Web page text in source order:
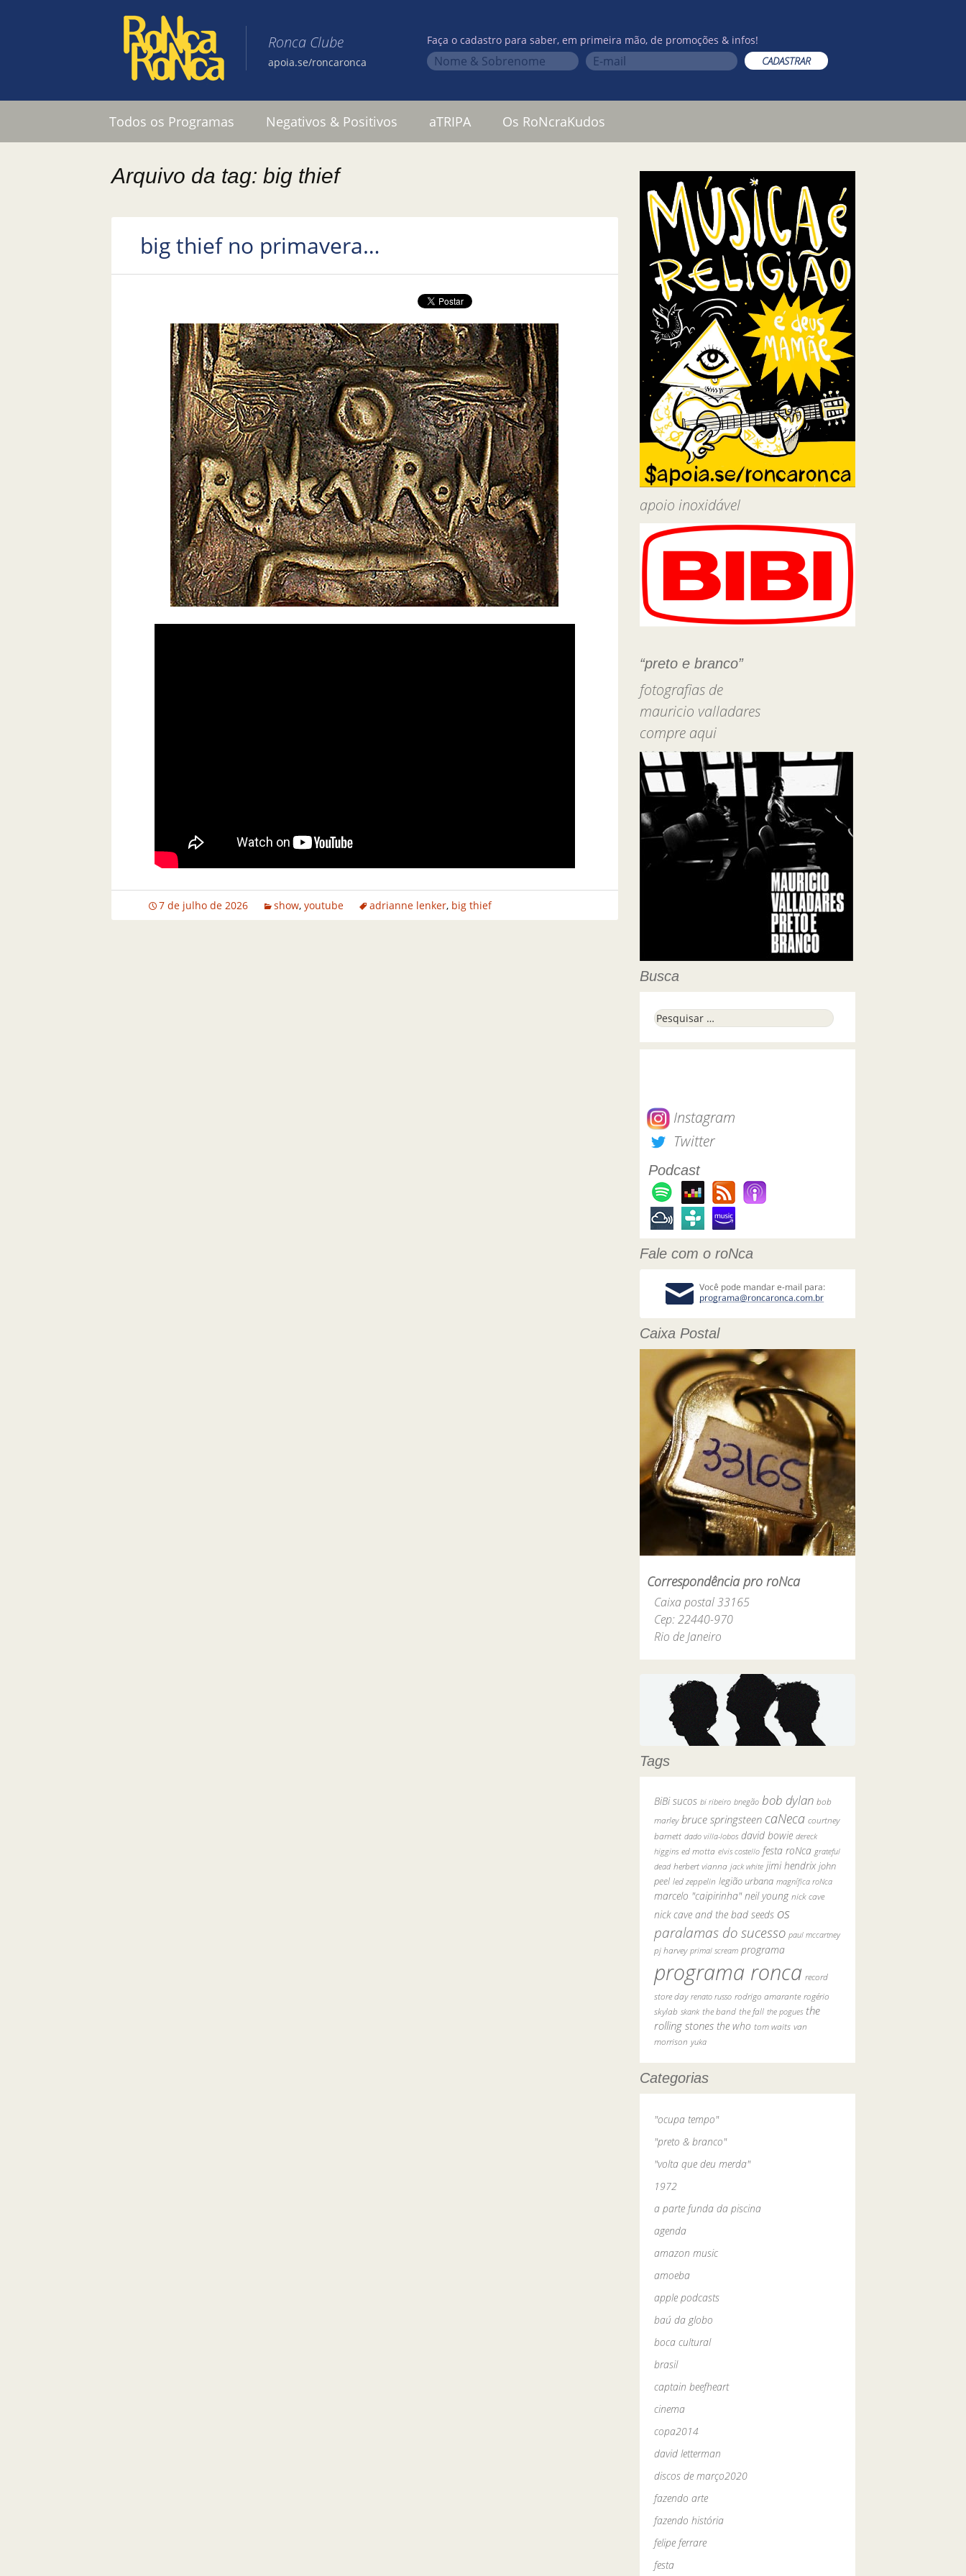
Ronca Clube
apoia.se/roncaronca
Faça o cadastro para saber, em primeira mão, de promoções & infos!
Todos os Programas Negativos & Positivos aTRIPA Os RoNcraKudos
Arquivo da tag: big thief
big thief no primavera…
7 de julho de 2026 show, youtube adrianne lenker, big thief
apoio inoxidável
“preto e branco”
fotografias de
mauricio valladares
compre aqui
Busca
Pesquisar por:
Instagram
Twitter
Podcast
Fale com o roNca
Caixa Postal
Correspondência pro roNca
Caixa postal 33165
Cep: 22440-970
Rio de Janeiro
Tags
BiBi sucos bi ribeiro bnegão bob dylan bob
marley bruce springsteen caNeca courtney
barnett dado villa-lobos david bowie dereck
higgins ed motta elvis costello festa roNca grateful
dead herbert vianna jack white jimi hendrix john
peel led zeppelin legião urbana magnífica roNca
marcelo "caipirinha" neil young nick cave
nick cave and the bad seeds os
paralamas do sucesso paul mccartney
pj harvey primal scream programa
programa ronca record
store day renato russo rodrigo amarante rogério
skylab skank the band the fall the pogues the
rolling stones the who tom waits van
morrison yuka
Categorias
"ocupa tempo"
"preto & branco"
"volta que deu merda"
1972
a parte funda da piscina
agenda
amazon music
amoeba
apple podcasts
baú da globo
boca cultural
brasil
captain beefheart
cinema
copa2014
david letterman
discos de março2020
fazendo arte
fazendo história
felipe ferrare
festa